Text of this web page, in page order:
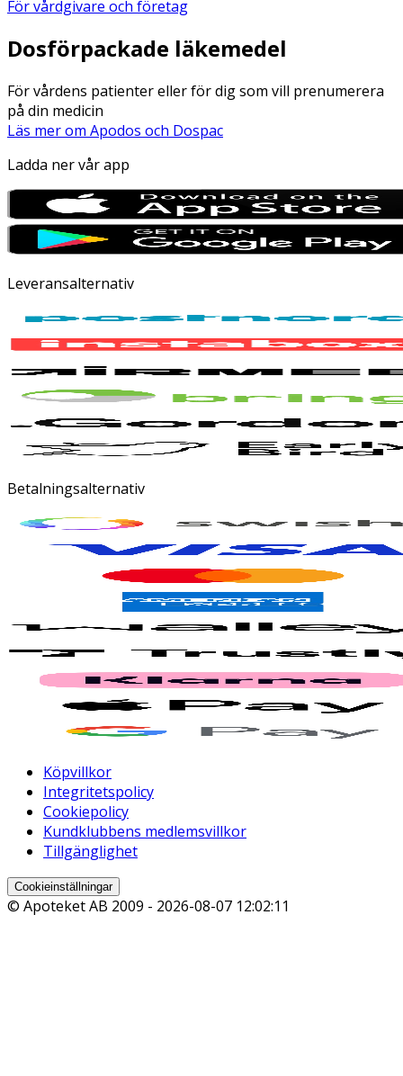
För vårdgivare och företag
Dosförpackade läkemedel
För vårdens patienter eller för dig som vill prenumerera
på din medicin
Läs mer om Apodos och Dospac
Ladda ner vår app
Leveransalternativ
Betalningsalternativ
Köpvillkor
Integritetspolicy
Cookiepolicy
Kundklubbens medlemsvillkor
Tillgänglighet
Cookieinställningar
© Apoteket AB 2009 - 2026-08-07 12:02:11